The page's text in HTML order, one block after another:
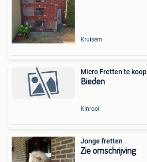
Kruisem
Micro Fretten te koop
Bieden
Kinrooi
Jonge fretten
Zie omschrijving